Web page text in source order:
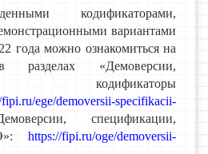
кодификаторами,
вариантами
можно ознакомиться на
«Демоверсии,
кодификаторы
ege/demoversii-specifikacii-
спецификации,
https://fipi.ru/oge/demoversii-